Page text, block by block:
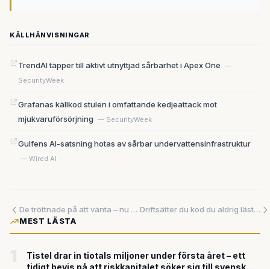
KÄLLHÄNVISNINGAR
TrendAI täpper till aktivt utnyttjad sårbarhet i Apex One —
SecurityWeek
Grafanas källkod stulen i omfattande kedjeattack mot
mjukvaruförsörjning — SecurityWeek
Gulfens AI-satsning hotas av sårbar undervattensinfrastruktur
— Wired AI
De tröttnade på att vänta – nu skriver musikjättarna in AI-skyddet med egna händer
Driftsätter du kod du aldrig läst? Hälften av utvecklarna gör det – och det borde oroa oss alla
MEST LÄSTA
Tistel drar in tiotals miljoner under första året – ett
tidigt bevis på att riskkapitalet söker sig till svensk